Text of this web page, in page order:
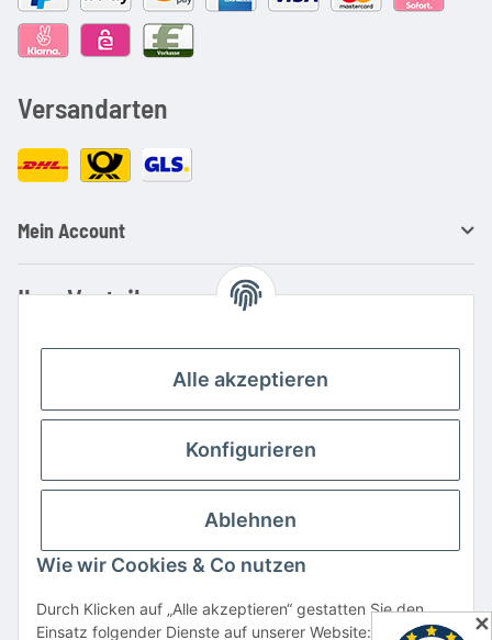
Versandarten
Mein Account
Ihre Vorteile
Kauf auf Rechnung
Große Auswahl an Netzteilen und Ladegeräten
Schnelle Lieferung
Hohe Lagerverfügbarkeit
Vertrag widerrufen
Alle akzeptieren
Konfigurieren
Ablehnen
Wie wir Cookies & Co nutzen
Durch Klicken auf „Alle akzeptieren“ gestatten Sie den
Einsatz folgender Dienste auf unserer Website: YouTube,
✕